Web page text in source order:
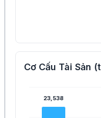
Cơ Cấu Tài Sản
23,538
23,538